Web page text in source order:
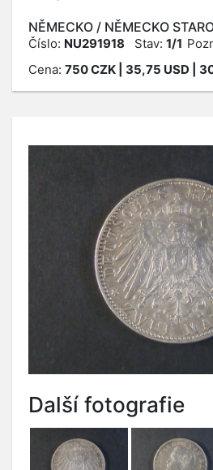
NĚMECKO / NĚMECKO
Číslo: NU291918 Stav: 1/1
Cena: 750CZK | 35,75 USD |
Další fotografie